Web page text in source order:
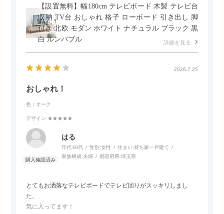
ないのもお気に入りのポイントです。さらに、わが家はソファ
の後ろ側を通ることも多い間取りなので、背面まできれいに仕
上げられているデザインも気に入っています。どの角度から見
ても美しく、空間の印象を損ないません。
わが家のホテルライク×ジャパンディのインテリアにも自然にな
また、カウチのように足を伸ばしてくつろげるスタイルが理想
だったので、それが叶って大満足です。オットマンは自由に動
かせるため、普段はカウチとして使い、来客時には離してスツ
ールとして使えるなど、使い勝手の良さも魅力だと感じていま
【設置無料】幅180cm テレビボード 木製 テレビ台
収納 TV台 おしゃれ 格子 ローボード 引き出し 脚
付き 北欧 モダン ホワイト ナチュラル ブラック 黒
白 ルンバブル
詳細を見る
2026.7.25
おしゃれ！
色：オーク
デザイン:★★★★★
はる
年代:60代 性別:女性 住まい:持ち家一戸建て
家族構成:夫婦 都道府県:埼玉県
とてもお洒落なテレビボードでテレビ回りがスッキリしまし
た。
気に入ってます！